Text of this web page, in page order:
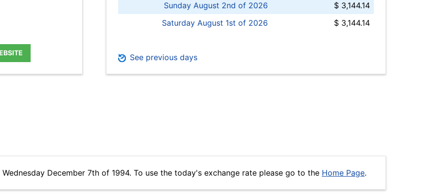
Sunday August 2nd of 2026
$ 3,144.14
Saturday August 1st of 2026
$ 3,144.14
See previous days
December 7th of 1994. To use the today's exchange rate please go to the Home Page.